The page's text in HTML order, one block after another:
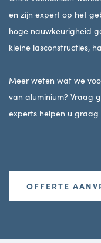
en zijn expert op het
hoge nauwkeurigheid
kleine lasconstructies,
Meer weten wat we
van aluminium? Vraag
experts helpen u graag
OFFERTE